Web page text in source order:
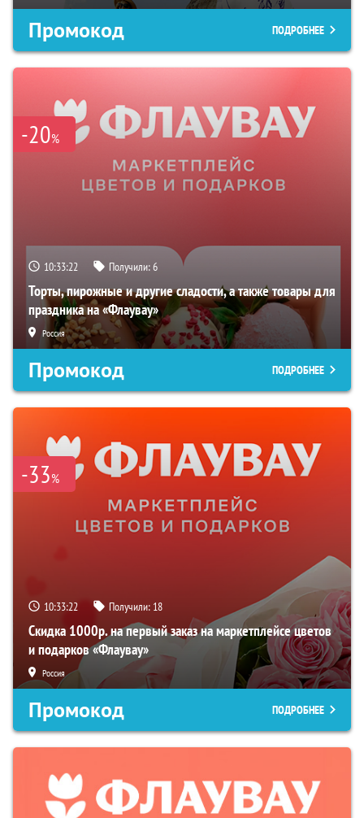
Промокод ПОДРОБНЕЕ
-20%
10:33:21 Получили:6
Торты, пирожные и другие сладости, а также товары для
праздника на «Флаувау»
Россия
Промокод ПОДРОБНЕЕ
-33%
10:33:21 Получили: 18
Скидка 1000р. на первый заказ на маркетплейсе цветов
и подарков «Флаувау»
Россия
Промокод ПОДРОБНЕЕ